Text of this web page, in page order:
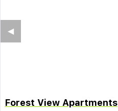
◀︎
Forest View Apartments